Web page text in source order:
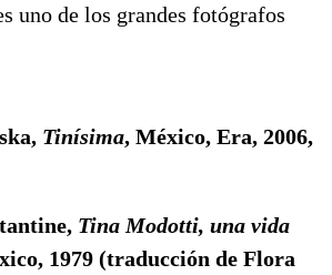
uno de los grandes fotógrafos
Tinísima, México, Era, 2006,
Tina Modotti, una vida
1979 (traducción de Flora